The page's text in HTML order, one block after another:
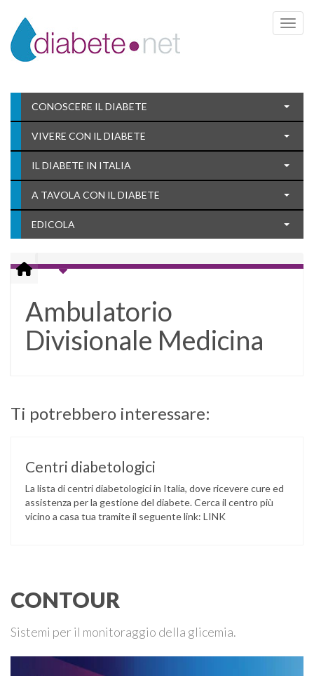
Toggle
CONOSCERE IL DIABETE
VIVERE CON IL DIABETE
IL DIABETE IN ITALIA
A TAVOLA CON IL DIABETE
EDICOLA
Ambulatorio
Divisionale Medicina
Ti potrebbero interessare:
Centri diabetologici
La lista di centri diabetologici in Italia, dove ricevere cure ed
assistenza per la gestione del diabete. Cerca il centro più
vicino a casa tua tramite il seguente link: LINK
CONTOUR
Sistemi per il monitoraggio della glicemia.